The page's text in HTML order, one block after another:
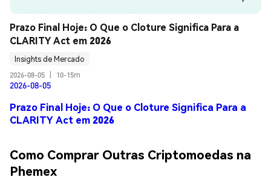
Prazo Final Hoje: O Que o Cloture Significa Para a
CLARITY Act em 2026
Insights de Mercado
2026-08-05
10-15m
2026-08-05
Prazo Final Hoje: O Que o Cloture Significa Para a
CLARITY Act em 2026
Como Comprar Outras Criptomoedas na
Phemex